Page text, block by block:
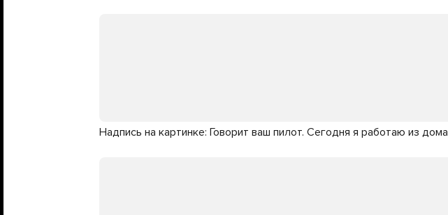
Надпись на картинке: Говорит ваш пилот. Сегодня я работаю из дома